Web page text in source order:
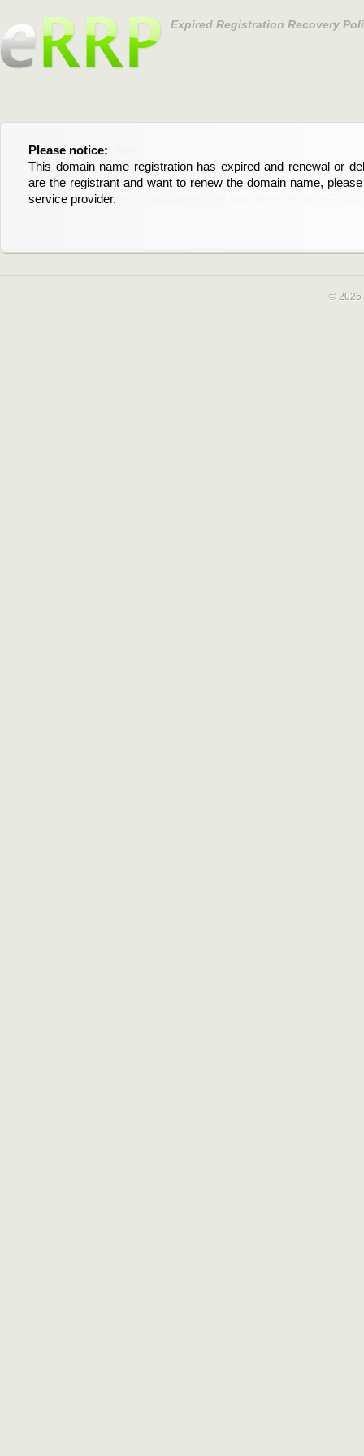
Expired Registration Recovery
Please notice:
This domain name registration has expired and renewal or
are the registrant and want to renew the domain name,
service provider.
Bitte beachten Sie:
Diese Domainregistrierung ist abgelaufen und die
Domain stehen an. Wenn Sie der Registrant sind und
verlängern möchten, kontaktieren Sie bitte Ihren Service-
© 2026